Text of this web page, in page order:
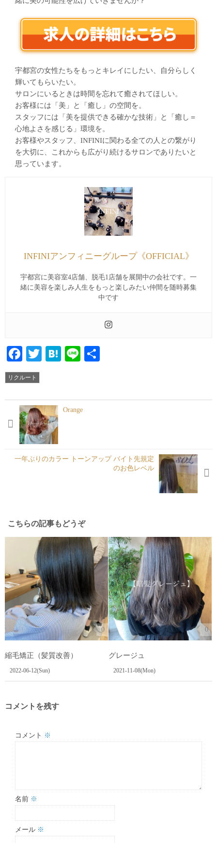
宇都宮の女性たちをもっとキレイにしたい、自分らしく
輝いてもらいたい。
サロンにいるときは時間を忘れて癒されてほしい。
お客様には「美」と「癒し」の空間を。
スタッフには「美を提供できる確かな技術」と「癒し＝
心地よさを感じる」環境を。
お客様やスタッフ、INFINIに関わる全ての人との繋がり
を大切に、これからも広がり続けるサロンでありたいと
思っています。
INFINIアンフィニーグループ《OFFICIAL》
宇都宮に美容室4店舗、脱毛1店舗を展開中の会社です。一
緒に美容を楽しみ人生をもっと楽しみたい仲間を随時募集
中です
Facebook
TwitterHatena
Line
リクルート
Orange
一年ぶりのカラー トーンアップ バイト先規定
のお色レベル
こちらの記事もどうぞ
0
縮毛矯正（髪質改善）
2022-06-12(Sun)
0
グレージュ
2021-11-08(Mon)
コメントを残す
コメント ※
名前 ※
メール ※